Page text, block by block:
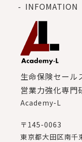
INFOMATION
生命保険セール
営業力強化専門
Academy-L
〒145-0063
東京都大田区南